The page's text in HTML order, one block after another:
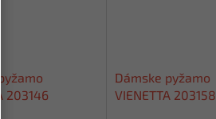
203146
Dámske pyžamo
VIENETTA 203158